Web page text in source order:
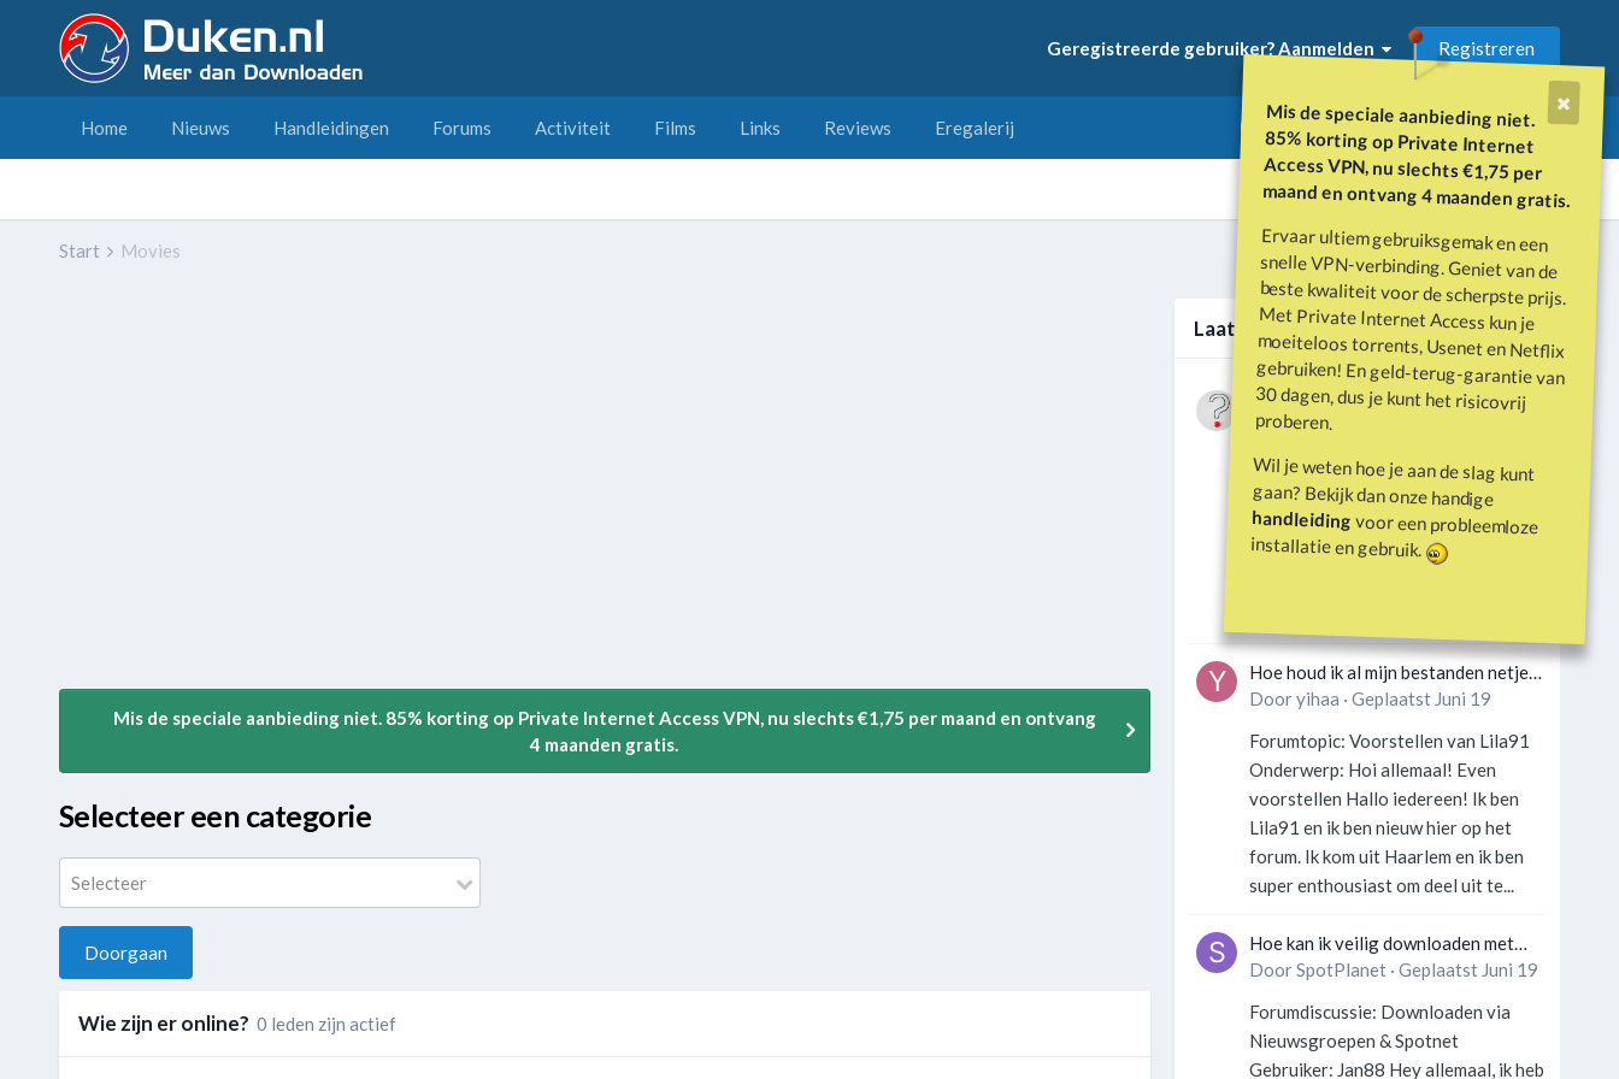
Mis de speciale aanbieding niet.
85% korting op Private Internet
Access VPN, nu slechts €1,75 per
maand en ontvang 4 maanden gratis.
Ervaar ultiem gebruiksgemak en een
snelle VPN-verbinding. Geniet van de
beste kwaliteit voor de scherpste prijs.
Met Private Internet Access kun je
moeiteloos torrents, Usenet en Netflix
gebruiken! En geld-terug-garantie van
30 dagen, dus je kunt het risicovrij
proberen.
Wil je weten hoe je aan de slag kunt
gaan? Bekijk dan onze handige
handleidingvoor een probleemloze
installatie en gebruik.
Geregistreerde gebruiker? Aanmelden Registreren
Home Nieuws Handleidingen Forums Activiteit Films Links Reviews Eregalerij
Alle activiteit
Start Movies
Mis de speciale aanbieding niet. 85% korting op Private Internet Access VPN, nu slechts €1,75 per maand en ontvang
4 maanden gratis.
Selecteer een categorie
Selecteer
Doorgaan
Wie zijn er online? 0 leden zijn actief
Laatste berichten
Wat is er gebeurd met Davey Hearn
en de vandalisatie van het
Washington Reflecting Pool?
DoorVraagbaak
Forumdiscussie: Davey Hearn:
Former Olympian Denies Vandalising
Washington Reflecting Pool
Gebruiker: SportFan123 Hey
Hoe houd ik al mijn bestanden netjes
georganiseerd zonder gek te
Dooryihaa · Geplaatst Juni 19
Forumtopic: Voorstellen van Lila91
Onderwerp: Hoi allemaal! Even
voorstellen Hallo iedereen! Ik ben
Lila91 en ik ben nieuw hier op het
forum. Ik kom uit Haarlem en ik ben
super enthousiast om deel uit te...
Hoe kan ik veilig downloaden met
een VPN zonder technische kennis?
DoorSpotPlanet· Geplaatst Juni 19
Forumdiscussie: Downloaden via
Nieuwsgroepen & Spotnet
Gebruiker: Jan88 Hey allemaal, ik heb